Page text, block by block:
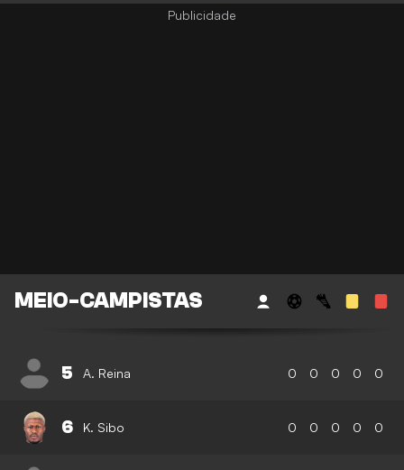
MEIO-CAMPISTAS
5 A. Reina 0 0 0 0 0
6 K. Sibo 0 0 0 0 0